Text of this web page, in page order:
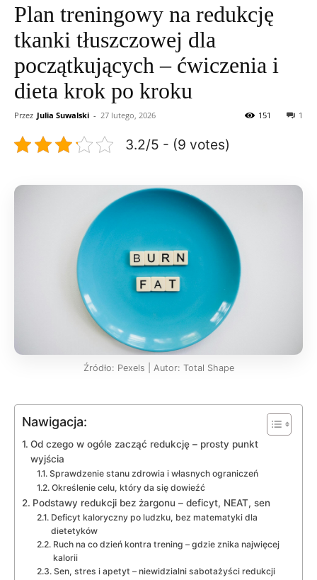
Plan treningowy na redukcję
tkanki tłuszczowej dla
początkujących – ćwiczenia i
dieta krok po kroku
Przez Julia Suwalski - 27 lutego, 2026 1
151
3.2/5 - (9 votes)
Źródło: Pexels | Autor: Total Shape
Nawigacja:
Od czego w ogóle zacząć redukcję – prosty punkt
wyjścia
Sprawdzenie stanu zdrowia i własnych ograniczeń
Określenie celu, który da się dowieźć
Podstawy redukcji bez żargonu – deficyt, NEAT, sen
Deficyt kaloryczny po ludzku, bez matematyki dla
dietetyków
Ruch na co dzień kontra trening – gdzie znika najwięcej
kalorii
Sen, stres i apetyt – niewidzialni sabotażyści redukcji